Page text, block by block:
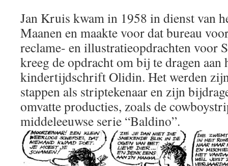
Jan Kruis kwam in 1958 in dienst van
Maanen en maakte voor dat bureau
reclame- en illustratieopdrachten voor
kreeg de opdracht om bij te dragen aan
kindertijdschrift Olidin. Het werden
stappen als striptekenaar en zijn
omvatte producties, zoals de
middeleeuwse serie “Baldino”.